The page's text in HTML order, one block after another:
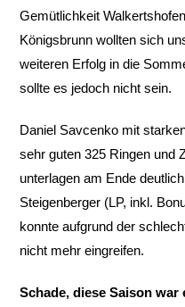
Gemütlichkeit
Königsbrunn wollten sich
weiteren Erfolg in die
sollte es jedoch nicht sein.
Daniel Savcenko mit
sehr guten 325 Ringen und
unterlagen am Ende
Steigenberger (LP, inkl.
konnte aufgrund der
nicht mehr eingreifen.
Schade, diese Saison